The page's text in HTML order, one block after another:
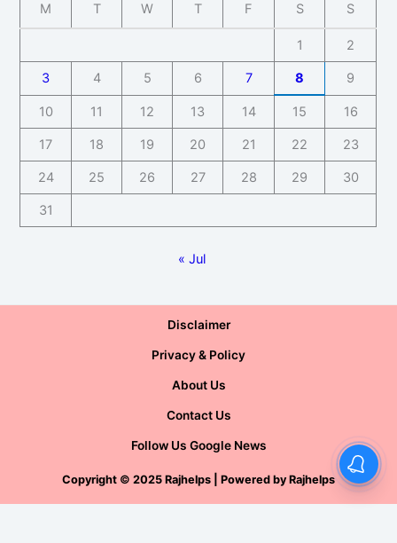
M T W T F S S
1 2
3 4 5 6 7 8 9
10 11 12 13 14 15 16
17 18 19 20 21 22 23
24 25 26 27 28 29 30
31
« Jul
Disclaimer
Privacy & Policy
About Us
Contact Us
Follow Us Google News
Copyright © 2025 Rajhelps | Powered by Rajhelps